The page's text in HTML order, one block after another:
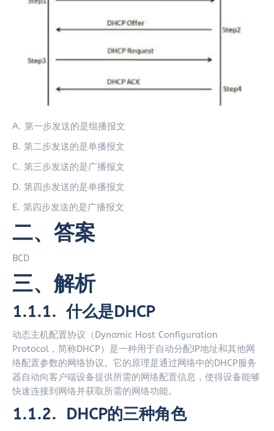
A. 第一步发送的是组播报文
B. 第二步发送的是单播报文
C. 第三步发送的是广播报文
D. 第四步发送的是单播报文
E. 第四步发送的是广播报文
二、答案
BCD
三、解析
1.1.1. 什么是DHCP
动态主机配置协议（Dynamic Host Configuration
Protocol，简称DHCP）是一种用于自动分配IP地址和其他网
络配置参数的网络协议。它的原理是通过网络中的DHCP服务
器自动向客户端设备提供所需的网络配置信息，使得设备能够
快速连接到网络并获取所需的网络功能。
1.1.2. DHCP的三种角色